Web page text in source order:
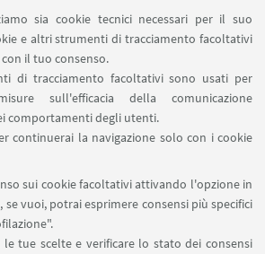
sia cookie tecnici necessari per il suo
e altri strumenti di tracciamento facoltativi
il tuo consenso.
di tracciamento facoltativi sono usati per
sull'efficacia della comunicazione
comportamenti degli utenti.
continuerai la navigazione solo con i cookie
sui cookie facoltativi attivando l'opzione in
se vuoi, potrai esprimere consensi più specifici
tue scelte e verificare lo stato dei consensi
LINK UTILI
Area riservata
auto e sale DIN
auto UNIBO
auto Ingegneria
SEGUI UNIBO SU: